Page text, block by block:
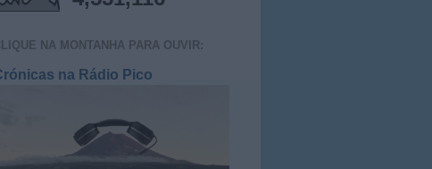
NA MONTANHA PARA OUVIR:
na Rádio Pico